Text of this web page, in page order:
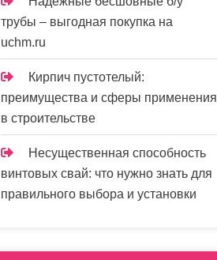
трубы – выгодная покупка на
uchm.ru
Кирпич пустотелый:
преимущества и сферы применения
в строительстве
Несущественная способность
винтовых свай: что нужно знать для
правильного выбора и установки